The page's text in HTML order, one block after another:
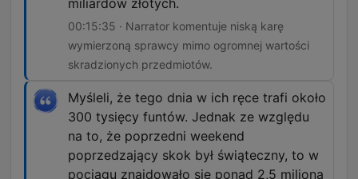
miliardów złotych.
00:15:35 · Narrator komentuje niską karę
wymierzoną sprawcy mimo ogromnej wartości
skradzionych przedmiotów.
Myśleli, że tego dnia w ich ręce trafi około
300 tysięcy funtów. Jednak ze względu
na to, że poprzedni weekend
poprzedzający skok był świąteczny, to w
pociągu znajdowało się ponad 2,5 miliona